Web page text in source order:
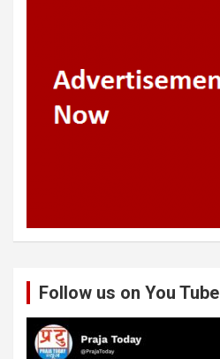
Follow us on You Tube